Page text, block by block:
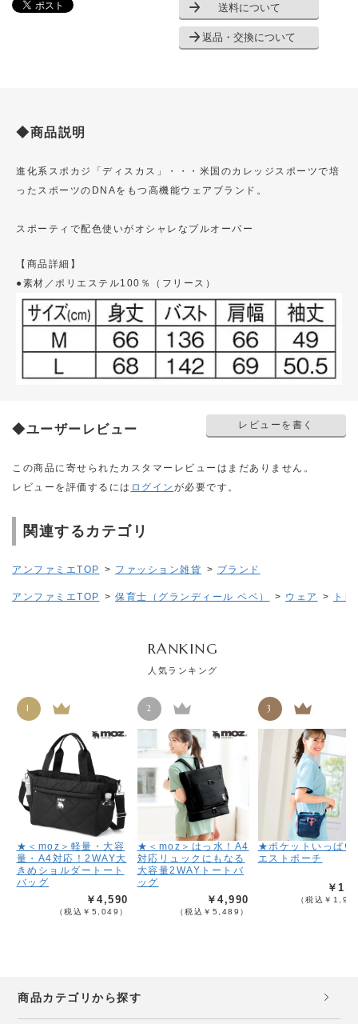
送料について
返品・交換について
◆商品説明
進化系スポカジ「ディスカス」・・・米国のカレッジスポーツで培
ったスポーツのDNAをもつ高機能ウェアブランド。
スポーティで配色使いがオシャレなプルオーバー
【商品詳細】
●素材／ポリエステル100％（フリース）
◆ユーザーレビュー レビューを書く
この商品に寄せられたカスタマーレビューはまだありません。
レビューを評価するには ログイン が必要です。
関連するカテゴリ
アンファミエTOP > ファッション雑貨 > ブランド
アンファミエTOP > 保育士（グランディール ベベ） > ウェア > ト
RANKING
人気ランキング
1
★＜moz＞軽量・大容
量・A4対応！2WAY大
きめショルダートート
バッグ
￥4,590
（税込￥5,049）
2
★＜moz＞はっ水！A4
対応リュックにもなる
大容量2WAYトートバ
ッグ
￥4,990
（税込￥5,489）
3
★ポケットいっぱい
エストポーチ
￥
（税込￥
商品カテゴリから探す